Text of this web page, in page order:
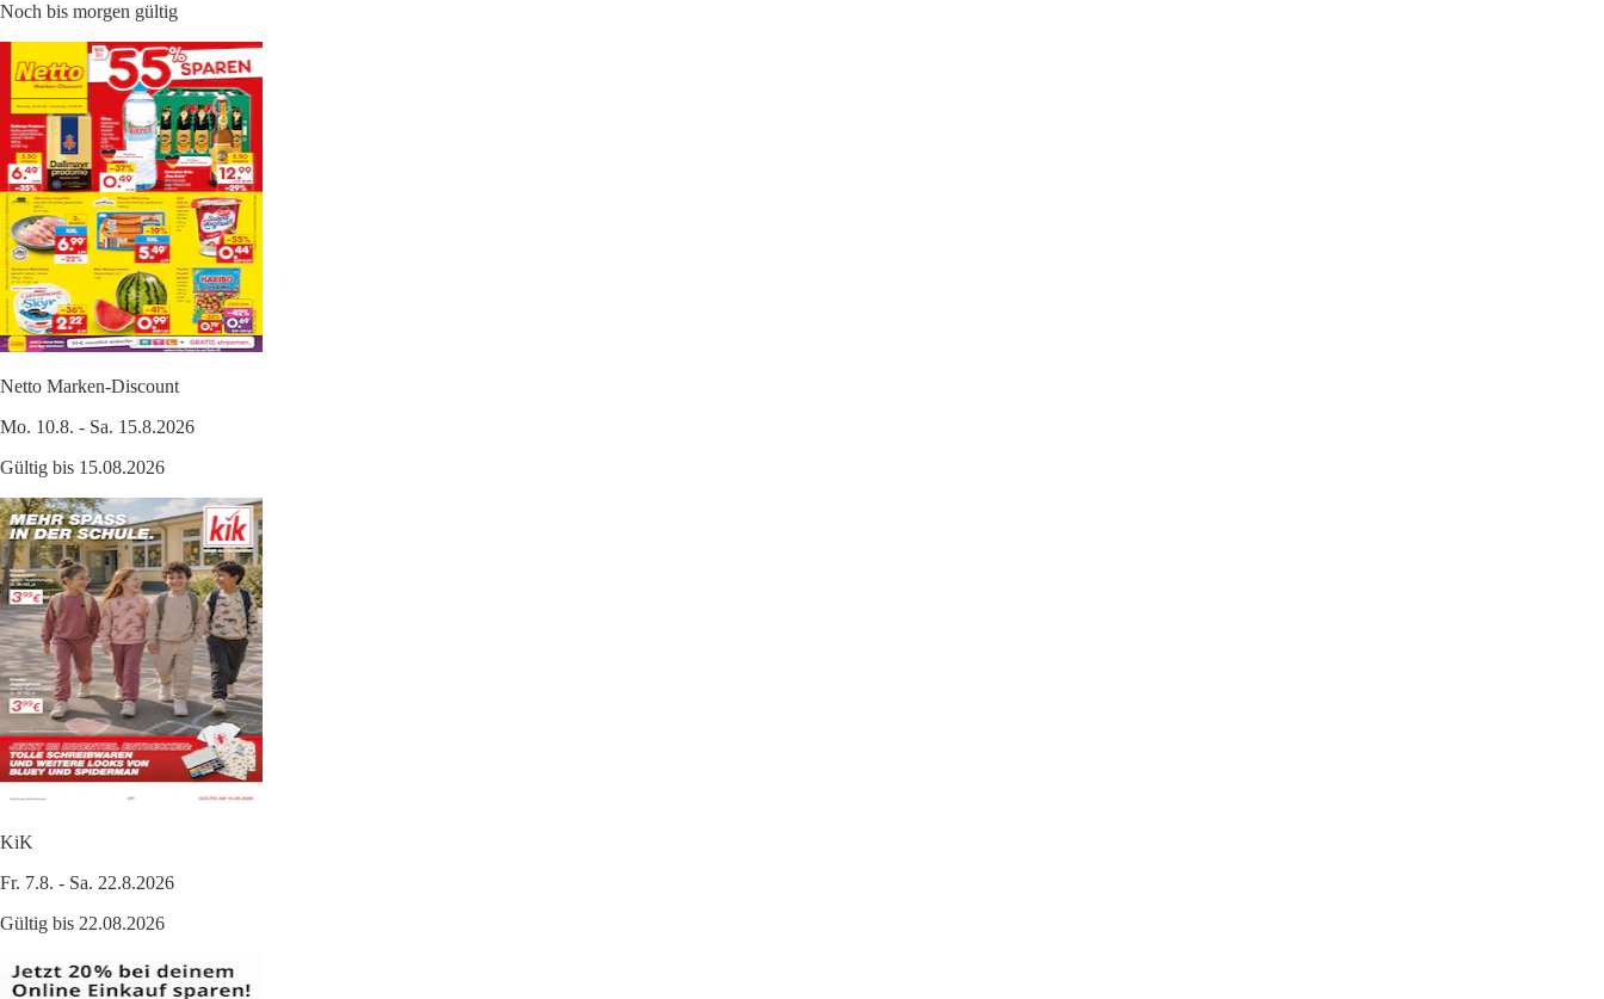
Noch bis morgen gültig
Netto Marken-Discount
Mo. 10.8. - Sa. 15.8.2026
Gültig bis 15.08.2026
KiK
Fr. 7.8. - Sa. 22.8.2026
Gültig bis 22.08.2026